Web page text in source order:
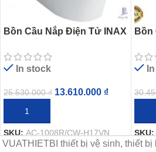
Bồn Cầu Nắp Điện Tử INAX
In stock
25.530.000₫ 13.610.000 ₫
THÊM VÀO GIỎ HÀNG
SKU:AC-1008R/CW-H17VN
Bồn
SKU:
VUATHIETBI thiết bị vệ sinh, thiết